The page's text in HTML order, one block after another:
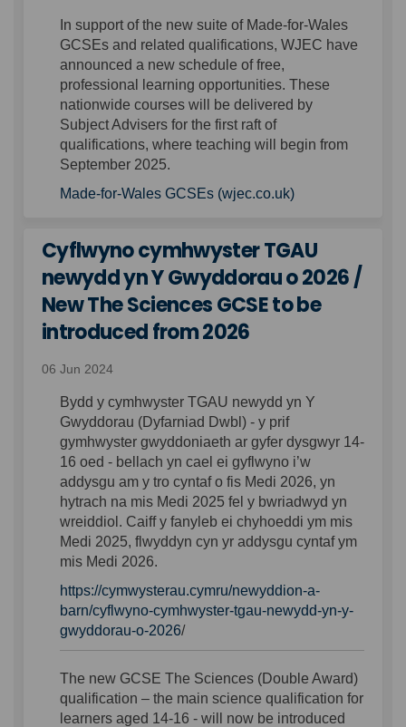
In support of the new suite of Made-for-Wales
GCSEs and related qualifications, WJEC have
announced a new schedule of free,
professional learning opportunities. These
nationwide courses will be delivered by
Subject Advisers for the first raft of
qualifications, where teaching will begin from
September 2025.
Made-for-Wales GCSEs (wjec.co.uk)(External link)
Cyflwyno cymhwyster TGAU
newydd yn Y Gwyddorau o 2026 /
New The Sciences GCSE to be
introduced from 2026
06 Jun 2024
Bydd y cymhwyster TGAU newydd yn Y
Gwyddorau (Dyfarniad Dwbl) - y prif
gymhwyster gwyddoniaeth ar gyfer dysgwyr 14-
16 oed - bellach yn cael ei gyflwyno i’w
addysgu am y tro cyntaf o fis Medi 2026, yn
hytrach na mis Medi 2025 fel y bwriadwyd yn
wreiddiol. Caiff y fanyleb ei chyhoeddi ym mis
Medi 2025, flwyddyn cyn yr addysgu cyntaf ym
mis Medi 2026.
https://cymwysterau.cymru/newyddion-a-
barn/cyflwyno-cymhwyster-tgau-newydd-yn-y-
gwyddorau-o-2026/
The new GCSE The Sciences (Double Award)
qualification – the main science qualification for
learners aged 14-16 - will now be introduced